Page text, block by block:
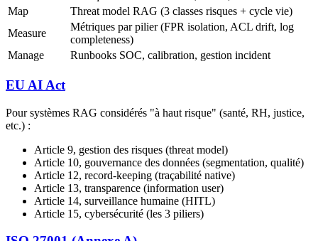
Map
Threat model RAG (3 classes risques + cycle vie)
Measure
Métriques par pilier (FPR isolation, ACL drift, log
completeness)
Manage
Runbooks SOC, calibration, gestion incident
EU AI Act
Pour systèmes RAG considérés "à haut risque" (santé, RH, justice,
etc.) :
Article 9, gestion des risques (threat model)
Article 10, gouvernance des données (segmentation, qualité)
Article 12, record-keeping (traçabilité native)
Article 13, transparence (information user)
Article 14, surveillance humaine (HITL)
Article 15, cybersécurité (les 3 piliers)